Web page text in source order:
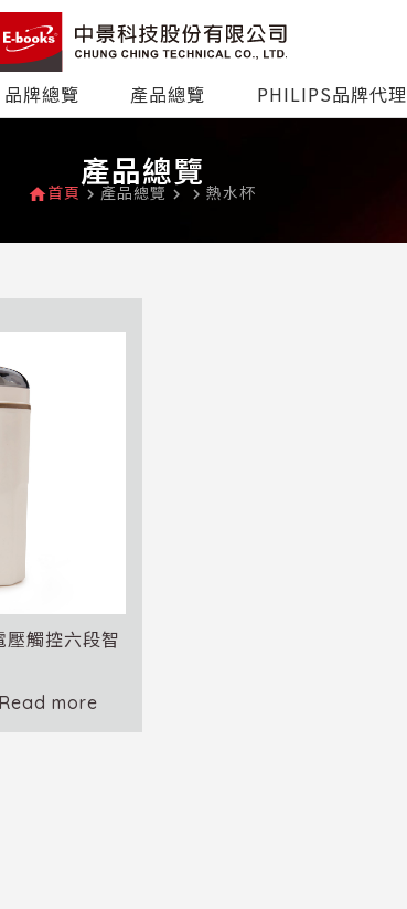
品牌總覽 產品總覽 PHILIPS品牌代理
產品總覽
home首頁 navigate_next產品總覽 navigate_next navigate_next熱水杯
壓觸控六段智
Read more